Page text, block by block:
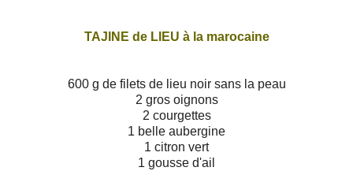
TAJINE de LIEU à la marocaine
600 g de filets de lieu noir sans la peau
2 gros oignons
2 courgettes
1 belle aubergine
1 citron vert
1 gousse d'ail